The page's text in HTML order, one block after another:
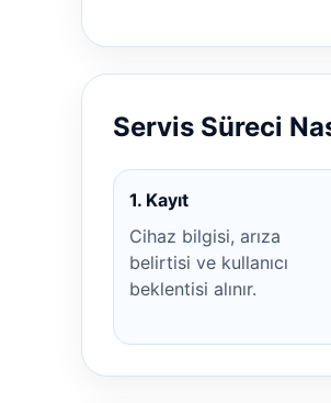
Servis Süreci
1. Kayıt
Cihaz bilgisi, arıza
belirtisi ve kullanıcı
beklentisi alınır.